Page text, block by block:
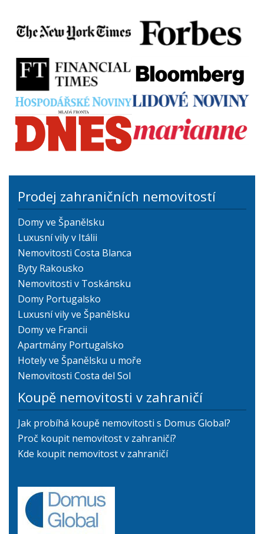
Prodej zahraničních nemovitostí
Domy ve Španělsku
Luxusní vily v Itálii
Nemovitosti Costa Blanca
Byty Rakousko
Nemovitosti v Toskánsku
Domy Portugalsko
Luxusní vily ve Španělsku
Domy ve Francii
Apartmány Portugalsko
Hotely ve Španělsku u moře
Nemovitosti Costa del Sol
Koupě nemovitosti v zahraničí
Jak probíhá koupě nemovitosti s Domus Global?
Proč koupit nemovitost v zahraničí?
Kde koupit nemovitost v zahraničí